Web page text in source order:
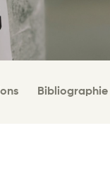
Bibliographie